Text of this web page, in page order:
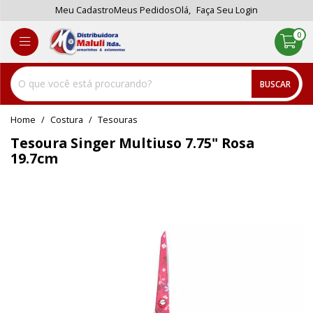
Meu CadastroMeus PedidosOlá, Faça Seu Login
BUSCAR
0
home Costura tesouras
Tesoura Singer Multiuso 7.75" Rosa
19.7cm